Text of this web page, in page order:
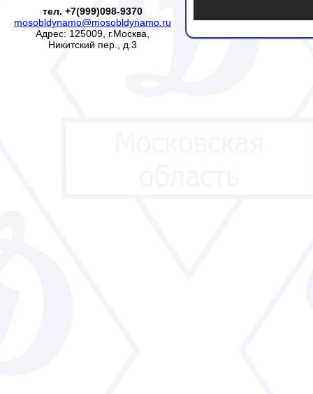
тел. +7(999)098-9370
mosobldynamo@mosobldynamo.ru
Адрес: 125009, г.Москва,
Никитский пер., д.3